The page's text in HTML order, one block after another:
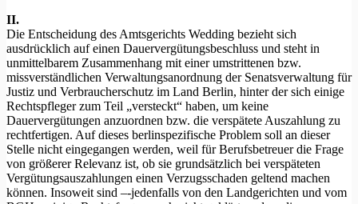
II.
Die Entscheidung des Amtsgerichts Wedding bezieht sich
ausdrücklich auf einen Dauervergütungsbeschluss und steht in
unmittelbarem Zusammenhang mit einer umstrittenen bzw.
missverständlichen Verwaltungsanordnung der Senatsverwaltung für
Justiz und Verbraucherschutz im Land Berlin, hinter der sich einige
Rechtspfleger zum Teil „versteckt“ haben, um keine
Dauervergütungen anzuordnen bzw. die verspätete Auszahlung zu
rechtfertigen. Auf dieses berlinspezifische Problem soll an dieser
Stelle nicht eingegangen werden, weil für Berufsbetreuer die Frage
von größerer Relevanz ist, ob sie grundsätzlich bei verspäteten
Vergütungsauszahlungen einen Verzugsschaden geltend machen
können. Insoweit sind –-jedenfalls von den Landgerichten und vom